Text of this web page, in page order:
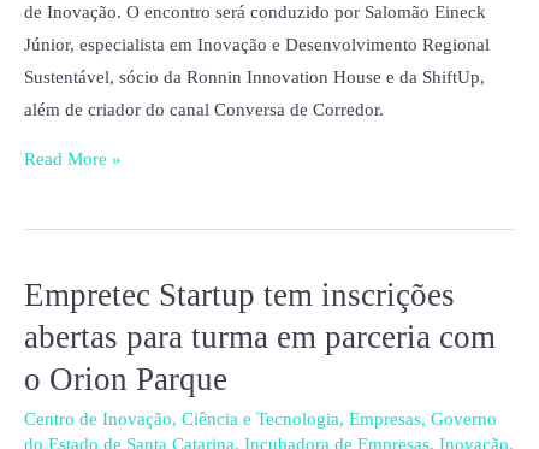
de Inovação. O encontro será conduzido por Salomão Eineck
Júnior, especialista em Inovação e Desenvolvimento Regional
Sustentável, sócio da Ronnin Innovation House e da ShiftUp,
além de criador do canal Conversa de Corredor.
os
negócios
tradicionais
Read More »
Empretec Startup tem inscrições
abertas para turma em parceria com
o Orion Parque
Centro de Inovação, Ciência e Tecnologia, Empresas, Governo
do Estado de Santa Catarina, Incubadora de Empresas, Inovação,
Empretec
Startup
tem
inscrições
abertas